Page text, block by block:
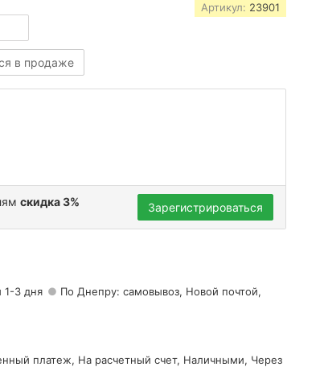
в продаже
Артикул: 23901
скидка 3% Зарегистрироваться
1-3 дня
По Днепру: самовывоз, Новой почтой,
платеж, На расчетный счет, Наличными, Через